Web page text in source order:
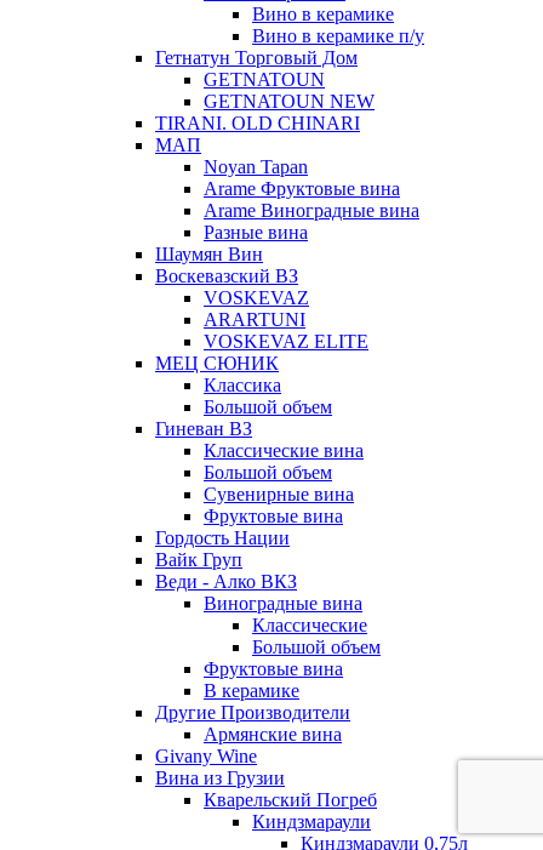
Вино в керамике
Вино в керамике п/у
Гетнатун Торговый Дом
GETNATOUN
GETNATOUN NEW
TIRANI. OLD CHINARI
МАП
Noyan Tapan
Arame Фруктовые вина
Arame Виноградные вина
Разные вина
Шаумян Вин
Воскевазский ВЗ
VOSKEVAZ
ARARTUNI
VOSKEVAZ ELITE
МЕЦ СЮНИК
Классика
Большой объем
Гиневан ВЗ
Классические вина
Большой объем
Сувенирные вина
Фруктовые вина
Гордость Нации
Вайк Груп
Веди - Алко ВКЗ
Виноградные вина
Классические
Большой объем
Фруктовые вина
В керамике
Другие Производители
Армянские вина
Givany Wine
Вина из Грузии
Кварельский Погреб
Киндзмараули
Киндзмараули 0,75л